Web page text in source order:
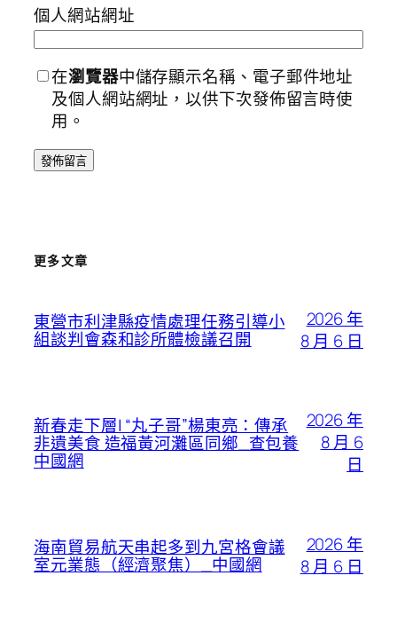
個人網站網址
在瀏覽器中儲存顯示名稱、電子郵件地址
及個人網站網址，以供下次發佈留言時使
用。
更多文章
東營市利津縣疫情處理任務引導小
組談判會森和診所體檢議召開
2026 年
8 月 6 日
新春走下層| “丸子哥”楊東亮：傳承
非遺美食 造福黃河灘區同鄉_查包養
中國網
2026 年
8 月 6
日
海南貿易航天串起多到九宮格會議
室元業態（經濟聚焦）_中國網
2026 年
8 月 6 日